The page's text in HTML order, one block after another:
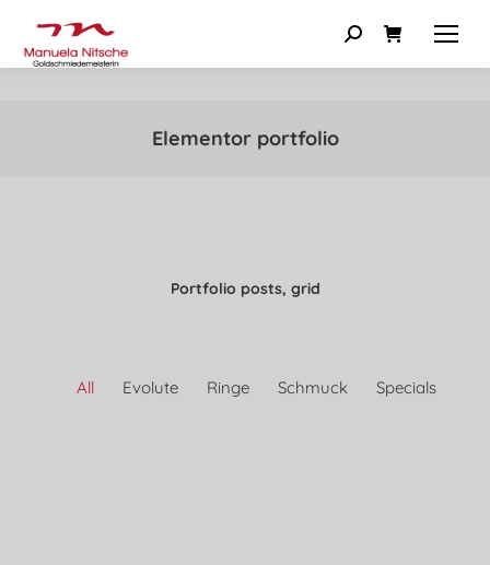
Elementor portfolio
Portfolio posts, grid
All Evolute Ringe Schmuck Specials